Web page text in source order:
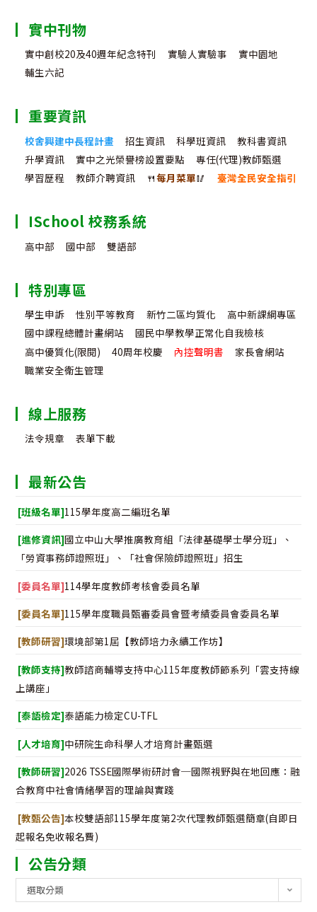
實中刊物
實中創校20及40週年紀念特刊 實驗人實驗事
實中園地
輔生六記
重要資訊
校舍興建中長程計畫 招生資訊 科學班資訊
教科書資訊
升學資訊
實中之光榮譽榜設置要點
專任(代理)教師甄選
學習歷程
教師介聘資訊 🍴每月菜單🥢 臺灣全民安全指引
ISchool 校務系統
高中部 國中部 雙語部
特別專區
學生申訴 性別平等教育 新竹二區均質化
高中新課綱專區
國中課程總體計畫網站
國民中學教學正常化自我檢核
高中優質化(限閱)
40周年校慶 內控聲明書
家長會網站
職業安全衛生管理
線上服務
法令規章 表單下載
最新公告
[班級名單]115學年度高二編班名單
[進修資訊]國立中山大學推廣教育組「法律基礎學士學分班」、
「勞資事務師證照班」、「社會保險師證照班」招生
[委員名單]114學年度教師考核會委員名單
[委員名單]115學年度職員甄審委員會暨考績委員會委員名單
[教師研習]環境部第1屆【教師培力永續工作坊】
[教師支持]教師諮商輔導支持中心115年度教師節系列「雲支持線
上講座」
[泰語檢定]泰語能力檢定CU-TFL
[人才培育]中研院生命科學人才培育計畫甄選
[教師研習]2026 TSSE國際學術研討會─國際視野與在地回應：融
合教育中社會情緒學習的理論與實踐
[教甄公告]本校雙語部115學年度第2次代理教師甄選簡章(自即日
起報名免收報名費)
公告分類
告
選取分類